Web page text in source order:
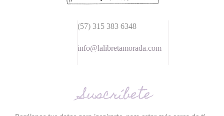
(57) 315 383 6348
info@lalibretamorada.com
Suscríbete